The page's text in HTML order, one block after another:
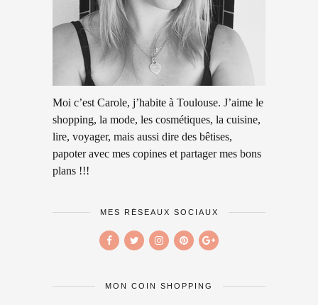
Moi c’est Carole, j’habite à Toulouse. J’aime le
shopping, la mode, les cosmétiques, la cuisine,
lire, voyager, mais aussi dire des bêtises,
papoter avec mes copines et partager mes bons
plans !!!
MES RÉSEAUX SOCIAUX
MON COIN SHOPPING